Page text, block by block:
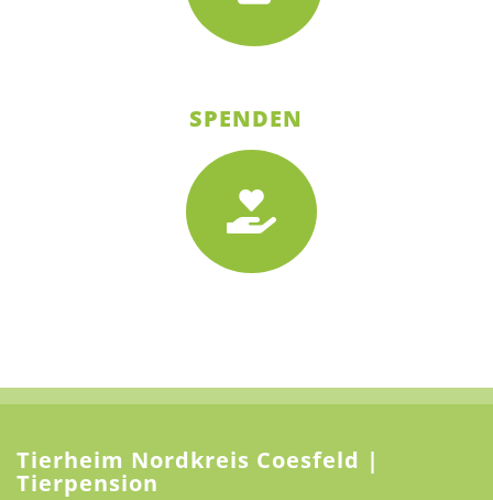
SPENDEN
Tierheim Nordkreis Coesfeld |
Tierpension